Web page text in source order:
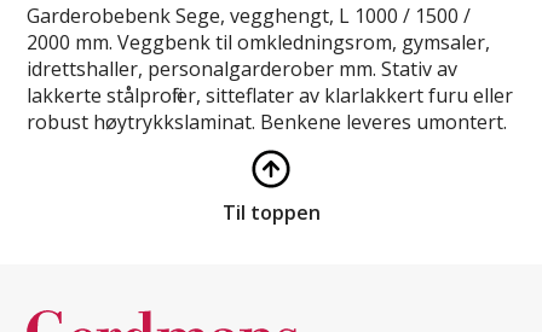
Garderobebenk Sege, vegghengt, L 1000 / 1500 /
2000 mm. Veggbenk til omkledningsrom, gymsaler,
idrettshaller, personalgarderober mm. Stativ av
lakkerte stålprofiler, sitteflater av klarlakkert furu eller
robust høytrykkslaminat. Benkene leveres umontert.
Til toppen